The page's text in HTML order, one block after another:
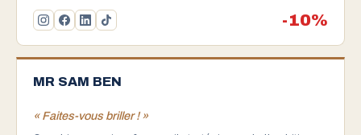
-10%
MR SAM BEN
« Faites-vous briller ! »